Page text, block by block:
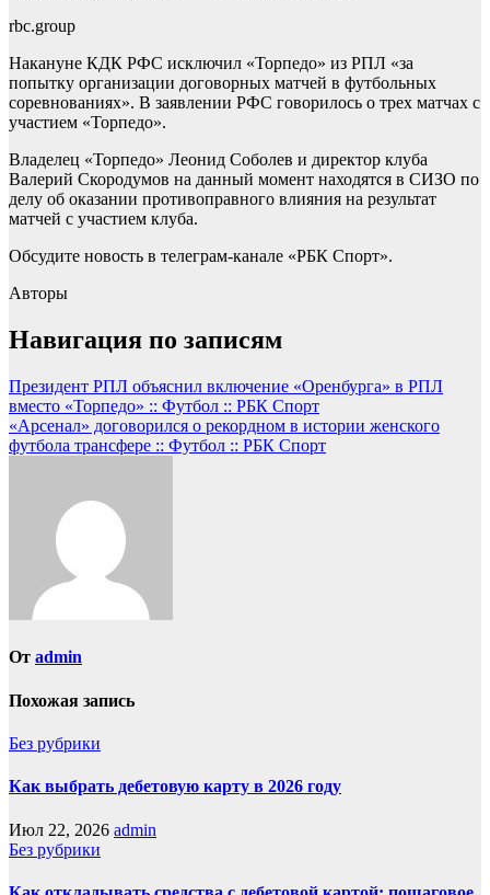
rbc.group
Накануне КДК РФС исключил «Торпедо» из РПЛ «за
попытку организации договорных матчей в футбольных
соревнованиях». В заявлении РФС говорилось о трех матчах с
участием «Торпедо».
Владелец «Торпедо» Леонид Соболев и директор клуба
Валерий Скородумов на данный момент находятся в СИЗО по
делу об оказании противоправного влияния на результат
матчей с участием клуба.
Обсудите новость в телеграм-канале «РБК Спорт».
Авторы
Навигация по записям
Президент РПЛ объяснил включение «Оренбурга» в РПЛ
вместо «Торпедо» :: Футбол :: РБК Спорт
«Арсенал» договорился о рекордном в истории женского
футбола трансфере :: Футбол :: РБК Спорт
От admin
Похожая запись
Без рубрики
Как выбрать дебетовую карту в 2026 году
Июл 22, 2026 admin
Без рубрики